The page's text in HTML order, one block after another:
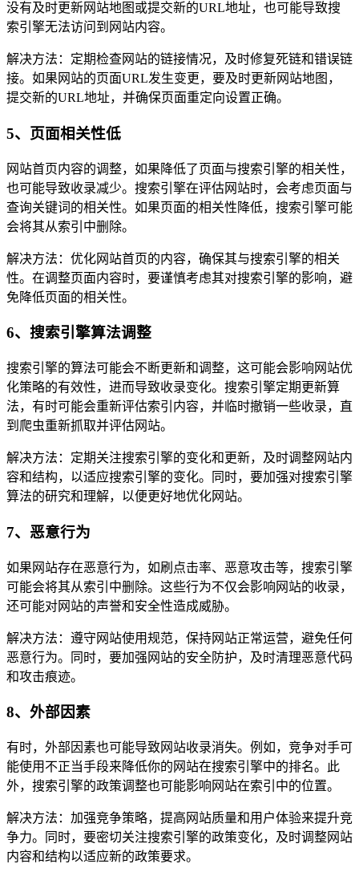
没有及时更新网站地图或提交新的URL地址，也可能导致搜
索引擎无法访问到网站内容。
解决方法：定期检查网站的链接情况，及时修复死链和错误链
接。如果网站的页面URL发生变更，要及时更新网站地图，
提交新的URL地址，并确保页面重定向设置正确。
5、页面相关性低
网站首页内容的调整，如果降低了页面与搜索引擎的相关性，
也可能导致收录减少。搜索引擎在评估网站时，会考虑页面与
查询关键词的相关性。如果页面的相关性降低，搜索引擎可能
会将其从索引中删除。
解决方法：优化网站首页的内容，确保其与搜索引擎的相关
性。在调整页面内容时，要谨慎考虑其对搜索引擎的影响，避
免降低页面的相关性。
6、搜索引擎算法调整
搜索引擎的算法可能会不断更新和调整，这可能会影响网站优
化策略的有效性，进而导致收录变化。搜索引擎定期更新算
法，有时可能会重新评估索引内容，并临时撤销一些收录，直
到爬虫重新抓取并评估网站。
解决方法：定期关注搜索引擎的变化和更新，及时调整网站内
容和结构，以适应搜索引擎的变化。同时，要加强对搜索引擎
算法的研究和理解，以便更好地优化网站。
7、恶意行为
如果网站存在恶意行为，如刷点击率、恶意攻击等，搜索引擎
可能会将其从索引中删除。这些行为不仅会影响网站的收录，
还可能对网站的声誉和安全性造成威胁。
解决方法：遵守网站使用规范，保持网站正常运营，避免任何
恶意行为。同时，要加强网站的安全防护，及时清理恶意代码
和攻击痕迹。
8、外部因素
有时，外部因素也可能导致网站收录消失。例如，竞争对手可
能使用不正当手段来降低你的网站在搜索引擎中的排名。此
外，搜索引擎的政策调整也可能影响网站在索引中的位置。
解决方法：加强竞争策略，提高网站质量和用户体验来提升竞
争力。同时，要密切关注搜索引擎的政策变化，及时调整网站
内容和结构以适应新的政策要求。